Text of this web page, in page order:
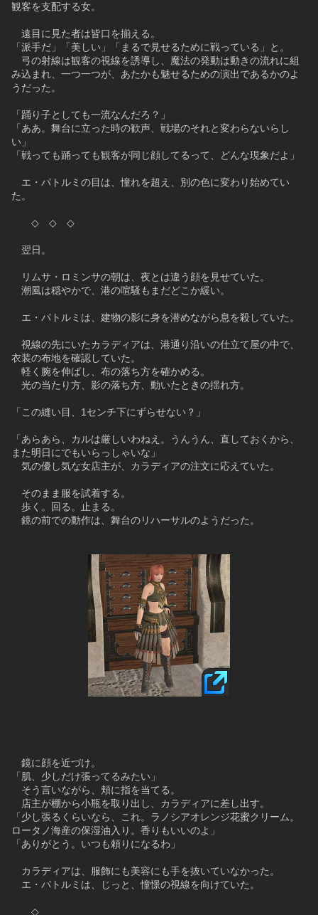
観客を支配する女。
遠目に見た者は皆口を揃える。
「派手だ」「美しい」「まるで見せるために戦っている」と。
弓の射線は観客の視線を誘導し、魔法の発動は動きの流れに組
み込まれ、一つ一つが、あたかも魅せるための演出であるかのよ
うだった。
「踊り子としても一流なんだろ？」
「ああ。舞台に立った時の歓声、戦場のそれと変わらないらし
い」
「戦っても踊っても観客が同じ顔してるって、どんな現象だよ」
エ・パトルミの目は、憧れを超え、別の色に変わり始めてい
た。
◇　◇　◇
翌日。
リムサ・ロミンサの朝は、夜とは違う顔を見せていた。
潮風は穏やかで、港の喧騒もまだどこか緩い。
エ・パトルミは、建物の影に身を潜めながら息を殺していた。
視線の先にいたカラディアは、港通り沿いの仕立て屋の中で、
衣装の布地を確認していた。
軽く腕を伸ばし、布の落ち方を確かめる。
光の当たり方、影の落ち方、動いたときの揺れ方。
「この縫い目、1センチ下にずらせない？」
「あらあら、カルは厳しいわねえ。うんうん、直しておくから、
また明日にでもいらっしゃいな」
気の優し気な女店主が、カラディアの注文に応えていた。
そのまま服を試着する。
歩く。回る。止まる。
鏡の前での動作は、舞台のリハーサルのようだった。
鏡に顔を近づけ。
「肌、少しだけ張ってるみたい」
そう言いながら、頬に指を当てる。
店主が棚から小瓶を取り出し、カラディアに差し出す。
「少し張るくらいなら、これ。ラノシアオレンジ花蜜クリーム。
ロータノ海産の保湿油入り。香りもいいのよ」
「ありがとう。いつも頼りになるわ」
カラディアは、服飾にも美容にも手を抜いていなかった。
エ・パトルミは、じっと、憧憬の視線を向けていた。
◇